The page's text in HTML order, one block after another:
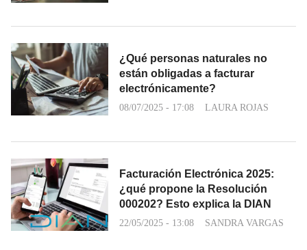
¿Qué personas naturales no
están obligadas a facturar
electrónicamente?
08/07/2025 - 17:08 LAURA ROJAS
Facturación Electrónica 2025:
¿qué propone la Resolución
000202? Esto explica la DIAN
22/05/2025 - 13:08 SANDRA VARGAS